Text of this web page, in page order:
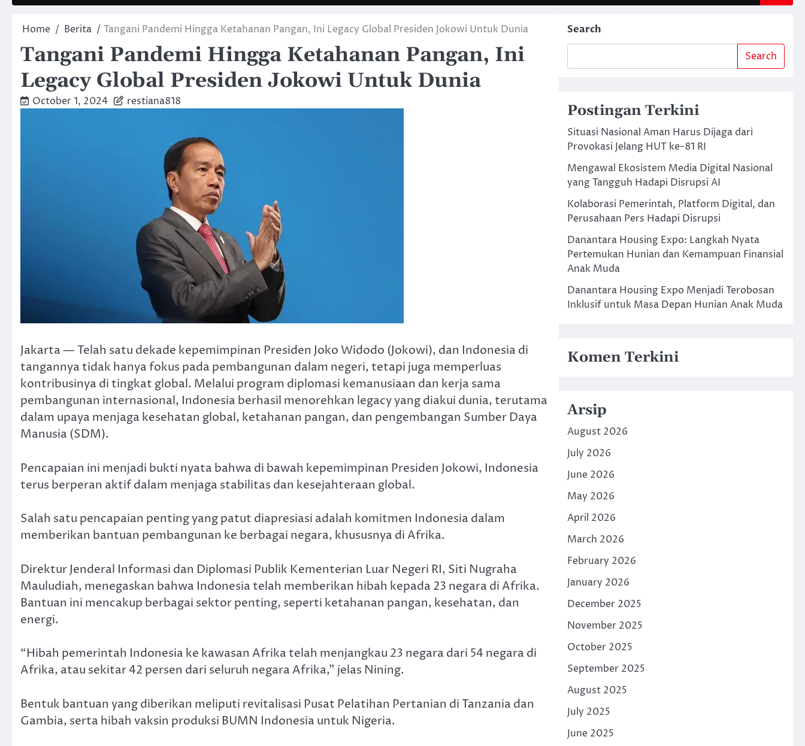
Home Berita Tangani Pandemi Hingga Ketahanan Pangan, Ini Legacy Global Presiden Jokowi Untuk Dunia
Tangani Pandemi Hingga Ketahanan Pangan, Ini
Legacy Global Presiden Jokowi Untuk Dunia
October 1, 2024 restiana818
Jakarta — Telah satu dekade kepemimpinan Presiden Joko Widodo (Jokowi), dan Indonesia di
tangannya tidak hanya fokus pada pembangunan dalam negeri, tetapi juga memperluas
kontribusinya di tingkat global. Melalui program diplomasi kemanusiaan dan kerja sama
pembangunan internasional, Indonesia berhasil menorehkan legacy yang diakui dunia, terutama
dalam upaya menjaga kesehatan global, ketahanan pangan, dan pengembangan Sumber Daya
Manusia (SDM).
Pencapaian ini menjadi bukti nyata bahwa di bawah kepemimpinan Presiden Jokowi, Indonesia
terus berperan aktif dalam menjaga stabilitas dan kesejahteraan global.
Salah satu pencapaian penting yang patut diapresiasi adalah komitmen Indonesia dalam
memberikan bantuan pembangunan ke berbagai negara, khususnya di Afrika.
Direktur Jenderal Informasi dan Diplomasi Publik Kementerian Luar Negeri RI, Siti Nugraha
Mauludiah, menegaskan bahwa Indonesia telah memberikan hibah kepada 23 negara di Afrika.
Bantuan ini mencakup berbagai sektor penting, seperti ketahanan pangan, kesehatan, dan
energi.
“Hibah pemerintah Indonesia ke kawasan Afrika telah menjangkau 23 negara dari 54 negara di
Afrika, atau sekitar 42 persen dari seluruh negara Afrika,” jelas Nining.
Bentuk bantuan yang diberikan meliputi revitalisasi Pusat Pelatihan Pertanian di Tanzania dan
Gambia, serta hibah vaksin produksi BUMN Indonesia untuk Nigeria.
Search
Search
Postingan Terkini
Situasi Nasional Aman Harus Dijaga dari
Provokasi Jelang HUT ke-81 RI
Mengawal Ekosistem Media Digital Nasional
yang Tangguh Hadapi Disrupsi AI
Kolaborasi Pemerintah, Platform Digital, dan
Perusahaan Pers Hadapi Disrupsi
Danantara Housing Expo: Langkah Nyata
Pertemukan Hunian dan Kemampuan Finansial
Anak Muda
Danantara Housing Expo Menjadi Terobosan
Inklusif untuk Masa Depan Hunian Anak Muda
Komen Terkini
Arsip
August 2026
July 2026
June 2026
May 2026
April 2026
March 2026
February 2026
January 2026
December 2025
November 2025
October 2025
September 2025
August 2025
July 2025
June 2025